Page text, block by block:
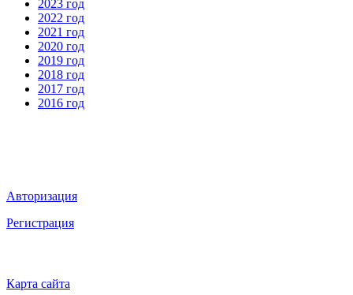
2023 год
2022 год
2021 год
2020 год
2019 год
2018 год
2017 год
2016 год
Авторизация
Регистрация
Карта сайта